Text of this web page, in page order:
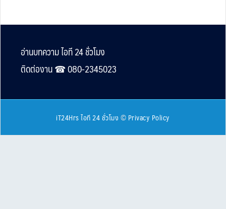
Footer
อ่านบทความ ไอที 24 ชั่วโมง
ติดต่องาน ☎︎ 080-2345023
iT24Hrs ไอที 24 ชั่วโมง © Privacy Policy